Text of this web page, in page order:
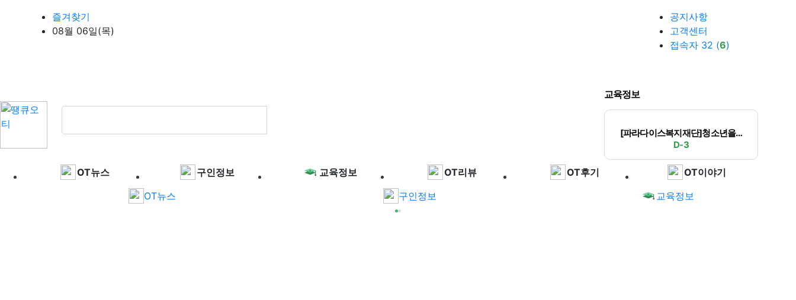
상단 네비즐겨찾기
08월 06일(목)
공지사항
고객센터
접속자 32 (6)
교육정보
[파라다이스복지재단]청소년을…
D-3
메인 메뉴 OT뉴스 구인정보 교육정보 OT리뷰 OT후기
OT이야기
OT뉴스
구인정보 교육정보